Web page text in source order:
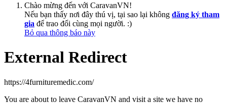
Chào mừng đến với CaravanVN!
Nếu bạn thấy nơi đây thú vị, tại sao lại không đăng ký tham
gia để trao đổi cùng mọi người. :)
Bỏ qua thông báo này
External Redirect
https://4furnituremedic.com/
You are about to leave CaravanVN and visit a site we have no